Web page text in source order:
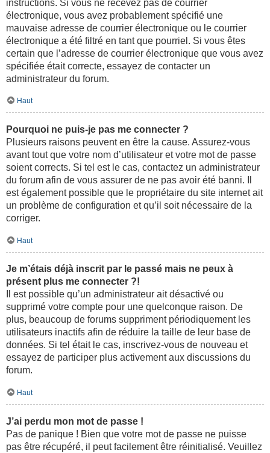
instructions. Si vous ne recevez pas de courrier
électronique, vous avez probablement spécifié une
mauvaise adresse de courrier électronique ou le courrier
électronique a été filtré en tant que pourriel. Si vous êtes
certain que l’adresse de courrier électronique que vous avez
spécifiée était correcte, essayez de contacter un
administrateur du forum.
Haut
Pourquoi ne puis-je pas me connecter ?
Plusieurs raisons peuvent en être la cause. Assurez-vous
avant tout que votre nom d’utilisateur et votre mot de passe
soient corrects. Si tel est le cas, contactez un administrateur
du forum afin de vous assurer de ne pas avoir été banni. Il
est également possible que le propriétaire du site internet ait
un problème de configuration et qu’il soit nécessaire de la
corriger.
Haut
Je m’étais déjà inscrit par le passé mais ne peux à
présent plus me connecter ?!
Il est possible qu’un administrateur ait désactivé ou
supprimé votre compte pour une quelconque raison. De
plus, beaucoup de forums suppriment périodiquement les
utilisateurs inactifs afin de réduire la taille de leur base de
données. Si tel était le cas, inscrivez-vous de nouveau et
essayez de participer plus activement aux discussions du
forum.
Haut
J’ai perdu mon mot de passe !
Pas de panique ! Bien que votre mot de passe ne puisse
pas être récupéré, il peut facilement être réinitialisé. Veuillez